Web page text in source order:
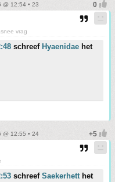
@ 12:54 • 23
vrag
schreef Hyaenidae het
@ 12:55 • 24
schreef Saekerhett het